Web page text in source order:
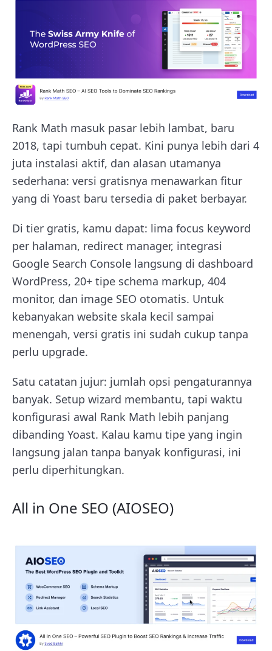
Rank Math masuk pasar lebih lambat, baru
2018, tapi tumbuh cepat. Kini punya lebih dari 4
juta instalasi aktif, dan alasan utamanya
sederhana: versi gratisnya menawarkan fitur
yang di Yoast baru tersedia di paket berbayar.
Di tier gratis, kamu dapat: lima focus keyword
per halaman, redirect manager, integrasi
Google Search Console langsung di dashboard
WordPress, 20+ tipe schema markup, 404
monitor, dan image SEO otomatis. Untuk
kebanyakan website skala kecil sampai
menengah, versi gratis ini sudah cukup tanpa
perlu upgrade.
Satu catatan jujur: jumlah opsi pengaturannya
banyak. Setup wizard membantu, tapi waktu
konfigurasi awal Rank Math lebih panjang
dibanding Yoast. Kalau kamu tipe yang ingin
langsung jalan tanpa banyak konfigurasi, ini
perlu diperhitungkan.
All in One SEO (AIOSEO)